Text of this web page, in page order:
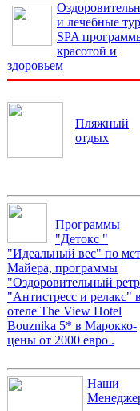
и лечебные
SPA
красотой и
здоровьем
Пляжный
отдых
Программы
"Детокс "
"Идеальный вес" по
Майера, программы
"Оздоровительный
"Антистресс и релакс" в
отеле The View Hotel
Bouznika 5* в Марокко-
цены от 2000 евро .
Наши